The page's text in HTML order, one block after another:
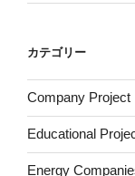
カテゴリー
Company Project
Educational
Energy